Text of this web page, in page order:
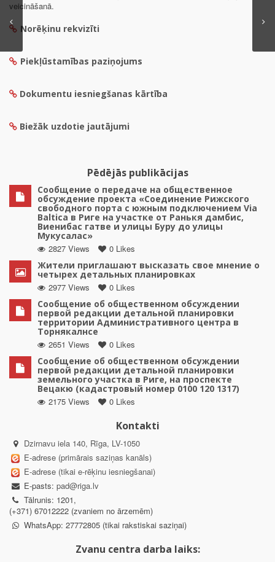
veicināšanā.
Norēķinu rekvizīti
Piekļūstamības paziņojums
Dokumentu iesniegšanas kārtība
Biežāk uzdotie jautājumi
Pēdējās publikācijas
Сообщение о передаче на общественное
обсуждение проекта «Соединение Рижского
свободного порта с южным подключением Via
Baltica в Риге на участке от Ранькя дамбис,
Виенибас гатве и улицы Буру до улицы
Мукусалас»
2827 Views
0 Likes
Жители приглашают высказать свое мнение о
четырех детальных планировках
2977 Views
0 Likes
Сообщение об общественном обсуждении
первой редакции детальной планировки
территории Административного центра в
Торнякалнсе
2651 Views
0 Likes
Сообщение об общественном обсуждении
первой редакции детальной планировки
земельного участка в Риге, на проспекте
Вецакю (кадастровый номер 0100 120 1317)
2175 Views
0 Likes
Kontakti
Dzirnavu iela 140, Rīga, LV-1050
E-adrese (primārais saziņas kanāls)
E-adrese (tikai e-rēķinu iesniegšanai)
E-pasts: pad@riga.lv
Tālrunis: 1201,
(+371) 67012222 (zvaniem no ārzemēm)
WhatsApp: 27772805 (tikai rakstiskai saziņai)
Zvanu centra darba laiks: